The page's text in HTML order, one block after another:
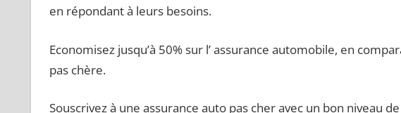
en répondant à leurs besoins.
Economisez jusqu’à 50% sur l’ assurance automobile, en
pas chère.
Souscrivez à une assurance auto pas cher avec un bon niveau